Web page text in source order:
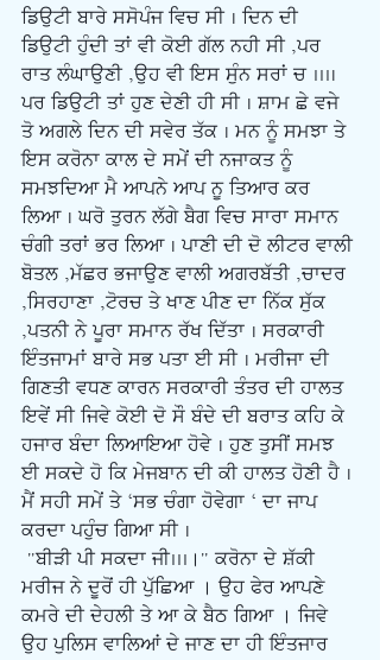
ਡਿਉਟੀ ਬਾਰੇ ਸਸੋਪੰਜ ਵਿਚ ਸੀ | ਦਿਨ ਦੀ
ਡਿਉਟੀ ਹੁੰਦੀ ਤਾਂ ਵੀ ਕੋਈ ਗੱਲ ਨਹੀ ਸੀ ,ਪਰ
ਰਾਤ ਲੰਘਾਉਣੀ ,ਉਹ ਵੀ ਇਸ ਸੁੰਨ ਸਰਾਂ ਚ ...|
ਪਰ ਡਿਉਟੀ ਤਾਂ ਹੁਣ ਦੇਣੀ ਹੀ ਸੀ | ਸ਼ਾਮ ਛੇ ਵਜੇ
ਤੋ ਅਗਲੇ ਦਿਨ ਦੀ ਸਵੇਰ ਤੱਕ | ਮਨ ਨੂੰ ਸਮਝਾ ਤੇ
ਇਸ ਕਰੋਨਾ ਕਾਲ ਦੇ ਸਮੇਂ ਦੀ ਨਜਾਕਤ ਨੂੰ
ਸਮਝਦਿਆ ਮੈ ਆਪਨੇ ਆਪ ਨੂ ਤਿਆਰ ਕਰ
ਲਿਆ | ਘਰੋ ਤੁਰਨ ਲੱਗੇ ਬੈਗ ਵਿਚ ਸਾਰਾ ਸਮਾਨ
ਚੰਗੀ ਤਰਾਂ ਭਰ ਲਿਆ | ਪਾਣੀ ਦੀ ਦੋ ਲੀਟਰ ਵਾਲੀ
ਬੋਤਲ ,ਮੱਛਰ ਭਜਾਉਣ ਵਾਲੀ ਅਗਰਬੱਤੀ ,ਚਾਦਰ
,ਸਿਰਹਾਣਾ ,ਟੋਰਚ ਤੇ ਖਾਣ ਪੀਣ ਦਾ ਨਿੱਕ ਸੁੱਕ
,ਪਤਨੀ ਨੇ ਪੂਰਾ ਸਮਾਨ ਰੱਖ ਦਿੱਤਾ | ਸਰਕਾਰੀ
ਇੰਤਜਾਮਾਂ ਬਾਰੇ ਸਭ ਪਤਾ ਈ ਸੀ | ਮਰੀਜਾ ਦੀ
ਗਿਣਤੀ ਵਧਣ ਕਾਰਨ ਸਰਕਾਰੀ ਤੰਤਰ ਦੀ ਹਾਲਤ
ਇਵੇਂ ਸੀ ਜਿਵੇ ਕੋਈ ਦੋ ਸੌ ਬੰਦੇ ਦੀ ਬਰਾਤ ਕਹਿ ਕੇ
ਹਜਾਰ ਬੰਦਾ ਲਿਆਇਆ ਹੋਵੇ | ਹੁਣ ਤੁਸੀਂ ਸਮਝ
ਈ ਸਕਦੇ ਹੋ ਕਿ ਮੇਜਬਾਨ ਦੀ ਕੀ ਹਾਲਤ ਹੋਣੀ ਹੈ |
ਮੈਂ ਸਹੀ ਸਮੇਂ ਤੇ ‘ਸਭ ਚੰਗਾ ਹੋਵੇਗਾ ‘ ਦਾ ਜਾਪ
ਕਰਦਾ ਪਹੁੰਚ ਗਿਆ ਸੀ |
ਮਰੀਜ ਨੇ ਦੂਰੋਂ ਹੀ ਪੁੱਛਿਆ । ਉਹ ਫੇਰ ਆਪਣੇ
ਕਮਰੇ ਦੀ ਦੇਹਲੀ ਤੇ ਆ ਕੇ ਬੈਠ ਗਿਆ । ਜਿਵੇ
ਉਹ ਪੁਲਿਸ ਵਾਲਿਆਂ ਦੇ ਜਾਣ ਦਾ ਹੀ ਇੰਤਜਾਰ